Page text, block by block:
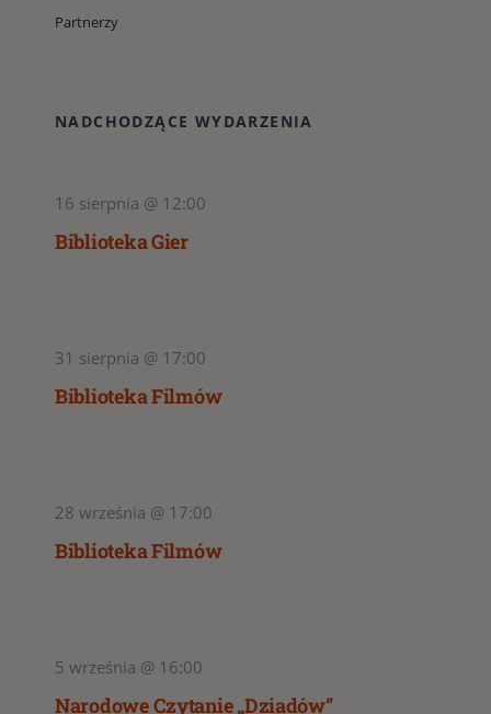
Partnerzy
NADCHODZĄCE WYDARZENIA
16 sierpnia @ 12:00
Biblioteka Gier
31 sierpnia @ 17:00
Biblioteka Filmów
28 września @ 17:00
Biblioteka Filmów
5 września @ 16:00
Narodowe Czytanie „Dziadów”